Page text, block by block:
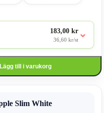
183,00 kr
36,60 kr/st ⌄
Lägg till i varukorg